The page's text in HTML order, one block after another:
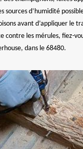
sources d’humidité
avant d’appliquer le
contre les mérules, fiez-
dans le 68480.